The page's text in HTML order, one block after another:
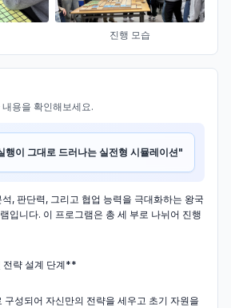
진행 모습
용을 확인해보세요.
행이 그대로 드러나는 실전형 시뮬레이션"
, 판단력, 그리고 협업 능력을 극대화하는 왕국
입니다. 이 프로그램은 총 세 부로 나뉘어 진행
전략 설계 단계**
구성되어 자신만의 전략을 세우고 초기 자원을